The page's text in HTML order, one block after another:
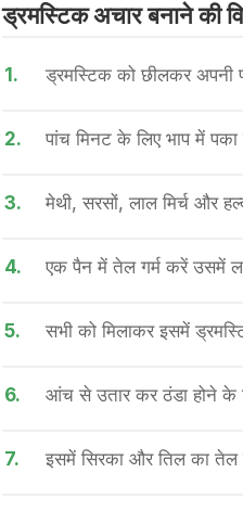
ड्रमस्टिक अचार बनाने की
1. ड्रमस्टिक को छीलकर अपनी
2. पांच मिनट के लिए भाप में
3. मेथी, सरसों, लाल मिर्च और
4. एक पैन में तेल गर्म करें उसमें
5. सभी को मिलाकर इसमें
6. आंच से उतार कर ठंडा होने के
7. इसमें सिरका और तिल का तेल